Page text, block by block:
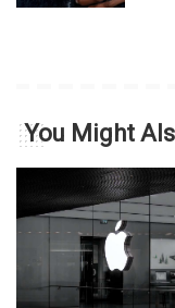
You Might